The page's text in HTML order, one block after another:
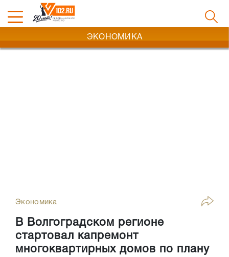
ЭКОНОМИКА
Экономика
В Волгоградском регионе
стартовал капремонт
многоквартирных домов по плану